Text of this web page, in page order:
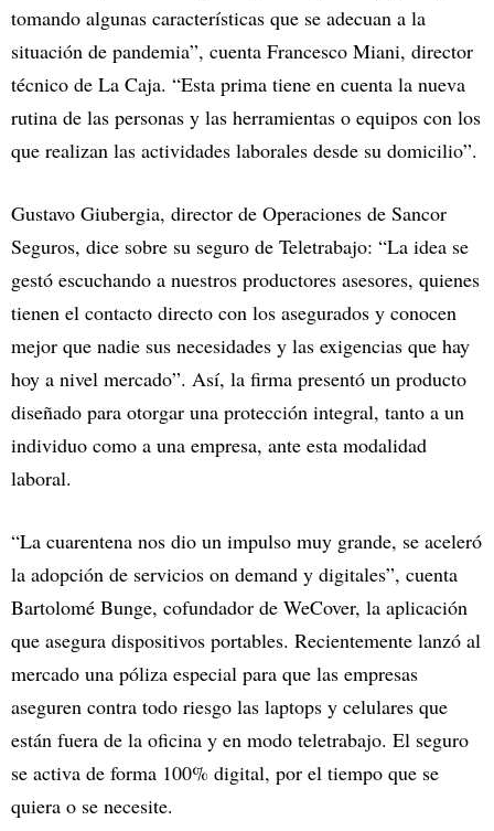
tomando algunas características que se adecuan a la
situación de pandemia”, cuenta Francesco Miani, director
técnico de La Caja. “Esta prima tiene en cuenta la nueva
rutina de las personas y las herramientas o equipos con los
que realizan las actividades laborales desde su domicilio”.
Gustavo Giubergia, director de Operaciones de Sancor
Seguros, dice sobre su seguro de Teletrabajo: “La idea se
gestó escuchando a nuestros productores asesores, quienes
tienen el contacto directo con los asegurados y conocen
mejor que nadie sus necesidades y las exigencias que hay
hoy a nivel mercado”. Así, la firma presentó un producto
diseñado para otorgar una protección integral, tanto a un
individuo como a una empresa, ante esta modalidad
laboral.
“La cuarentena nos dio un impulso muy grande, se aceleró
la adopción de servicios on demand y digitales”, cuenta
Bartolomé Bunge, cofundador de WeCover, la aplicación
que asegura dispositivos portables. Recientemente lanzó al
mercado una póliza especial para que las empresas
aseguren contra todo riesgo las laptops y celulares que
están fuera de la oficina y en modo teletrabajo. El seguro
se activa de forma 100% digital, por el tiempo que se
quiera o se necesite.